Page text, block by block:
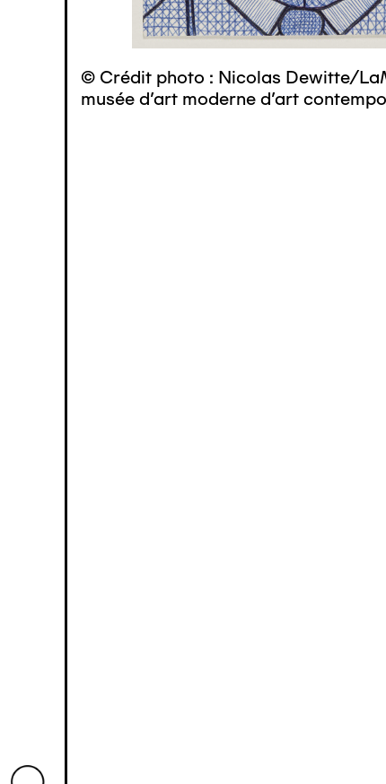
© Crédit photo : Nicolas Dewitte/
musée d’art moderne d’art